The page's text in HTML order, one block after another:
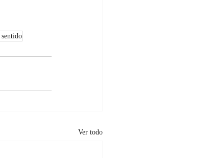
sentido
Ver todo